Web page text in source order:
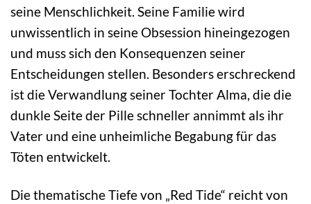
seine Menschlichkeit. Seine Familie wird
unwissentlich in seine Obsession hineingezogen
und muss sich den Konsequenzen seiner
Entscheidungen stellen. Besonders erschreckend
ist die Verwandlung seiner Tochter Alma, die die
dunkle Seite der Pille schneller annimmt als ihr
Vater und eine unheimliche Begabung für das
Töten entwickelt.
Die thematische Tiefe von „Red Tide“ reicht von